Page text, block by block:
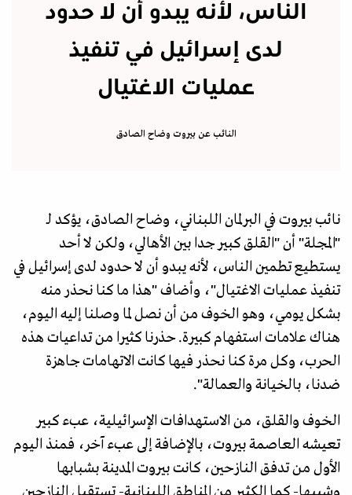
الناس، لأنه يبدو أن لا حدود
لدى إسرائيل في تنفيذ
عمليات الاغتيال
النائب عن بيروت وضاح الصادق
نائب بيروت في البرلمان اللبناني، وضاح الصادق، يؤكد لـ
"المجلة" أن "القلق كبير جدا بين الأهالي، ولكن لا أحد
يستطيع تطمين الناس، لأنه يبدو أن لا حدود لدى إسرائيل في
تنفيذ عمليات الاغتيال"، وأضاف "هذا ما كنا نحذر منه
بشكل يومي، وهو الخوف من أن نصل لما وصلنا إليه اليوم،
هناك علامات استفهام كبيرة. حذرنا كثيرا من تداعيات هذه
الحرب، وكل مرة كنا نحذر فيها كانت الاتهامات جاهزة
ضدنا، بالخيانة والعمالة".
الخوف والقلق، من الاستهدافات الإسرائيلية، عبء كبير
تعيشه العاصمة بيروت، بالإضافة إلى عبء آخر، فمنذ اليوم
الأول من تدفق النازحين، كانت بيروت المدينة بشبابها